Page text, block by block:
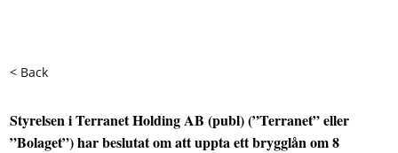
< Back
Styrelsen i Terranet Holding AB (publ) (”Terranet” eller
”Bolaget”) har beslutat om att uppta ett brygglån om 8